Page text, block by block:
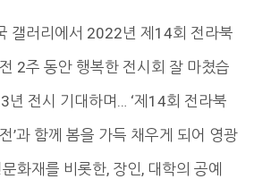
갤러리에서 2022년 제14회 전라북
2주 동안 행복한 전시회 잘 마쳤습
년 전시 기대하며… ‘제14회 전라북
’과 함께 봄을 가득 채우게 되어 영광
화재를 비롯한, 장인, 대학의 공예